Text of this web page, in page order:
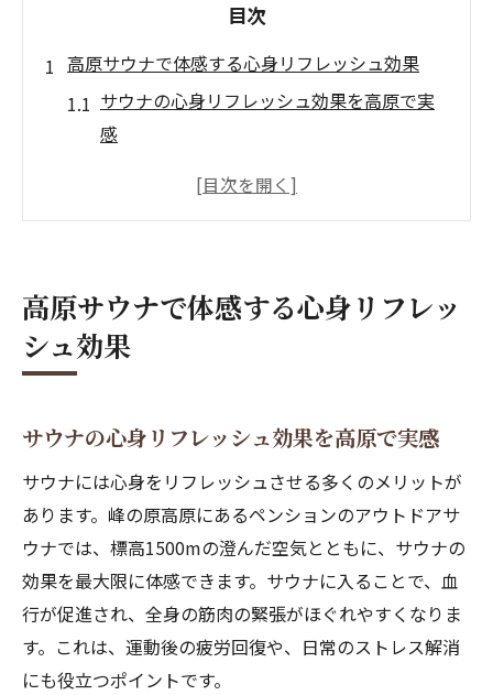
目次
高原サウナで体感する心身リフレッシュ効果
サウナの心身リフレッシュ効果を高原で実
感
高地のサウナで得られる深いリラックス感
法
高原サウナがもたらすストレス軽減のポイ
サウナの健康メリットを澄んだ空気で最大
化
高原サウナで体感できる血行促進の効果
サウナの科学的根拠に基づく健康メリット
解説
サウナが免疫力向上へ与える影響を探る
サウナと高原の相性が健康促進に役立つ理
高原サウナで体感する心身リフレッ
シュ効果
サウナの心身リフレッシュ効果を高原で実感
サウナには心身をリフレッシュさせる多くのメリットが
あります。峰の原高原にあるペンションのアウトドアサ
ウナでは、標高1500mの澄んだ空気とともに、サウナの
効果を最大限に体感できます。サウナに入ることで、血
行が促進され、全身の筋肉の緊張がほぐれやすくなりま
す。これは、運動後の疲労回復や、日常のストレス解消
にも役立つポイントです。